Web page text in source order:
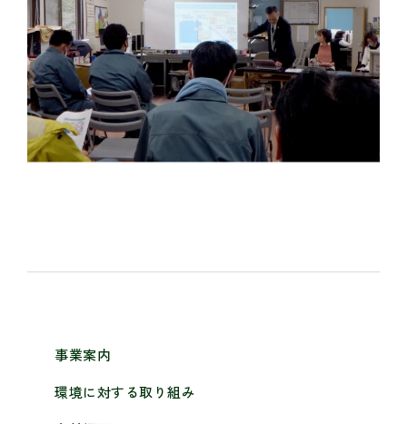
事業案内
環境に対する取り組み